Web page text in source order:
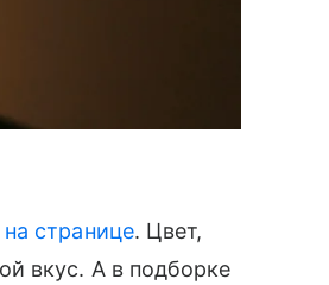
странице. Цвет,
вкус. А в подборке